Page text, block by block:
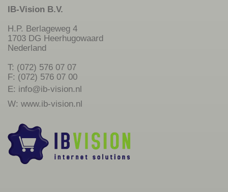
IB-Vision B.V.
H.P. Berlageweg 4
1703 DG Heerhugowaard
Nederland
T: (072) 576 07 07
F: (072) 576 07 00
E: info@ib-vision.nl
W: www.ib-vision.nl